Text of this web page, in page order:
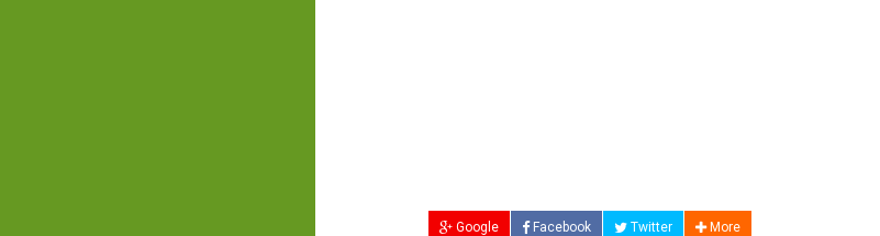
Google Facebook Twitter More